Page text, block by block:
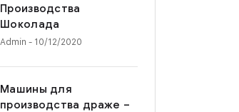
Производства
Шоколада
Admin - 10/12/2020
Машины для
производства драже –